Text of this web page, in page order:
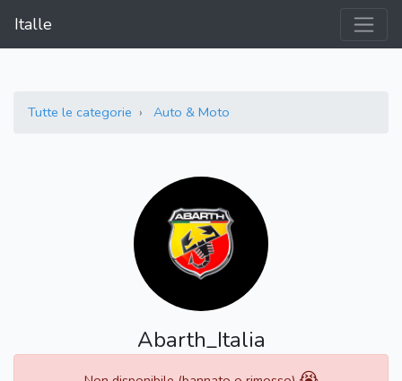
Italle
Tutte le categorie Auto & Moto
Abarth_Italia